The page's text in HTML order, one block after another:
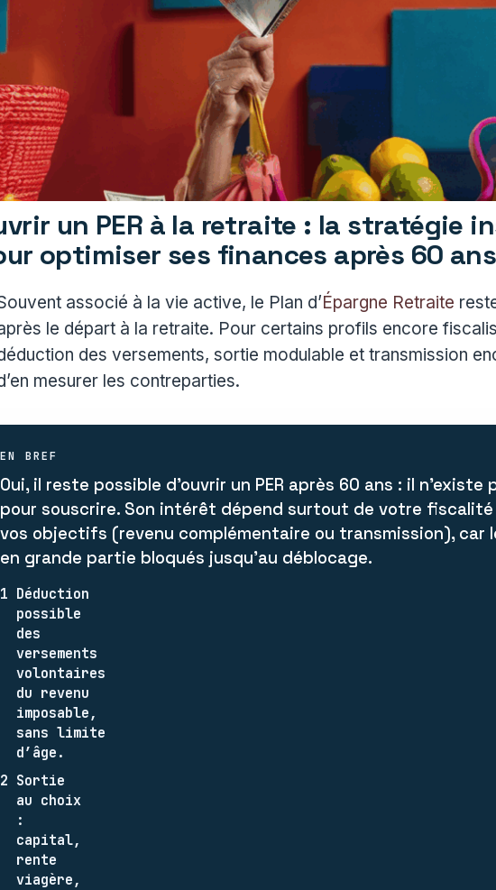
un PER à la retraite : la stratégie
optimiser ses finances après 60 ans
associé à la vie active, le Plan d’Épargne Retraite
le départ à la retraite. Pour certains profils encore
des versements, sortie modulable et transmission
mesurer les contreparties.
EN BREF
Oui, il reste possible d’ouvrir un PER après 60 ans : il n’existe
pour souscrire. Son intérêt dépend surtout de votre
vos objectifs (revenu complémentaire ou transmission), car
en grande partie bloqués jusqu’au déblocage.
1 Déduction
possible
des
versements
volontaires
du revenu
imposable,
sans limite
d’âge.
2 Sortie
au choix
:
capital,
rente
viagère,